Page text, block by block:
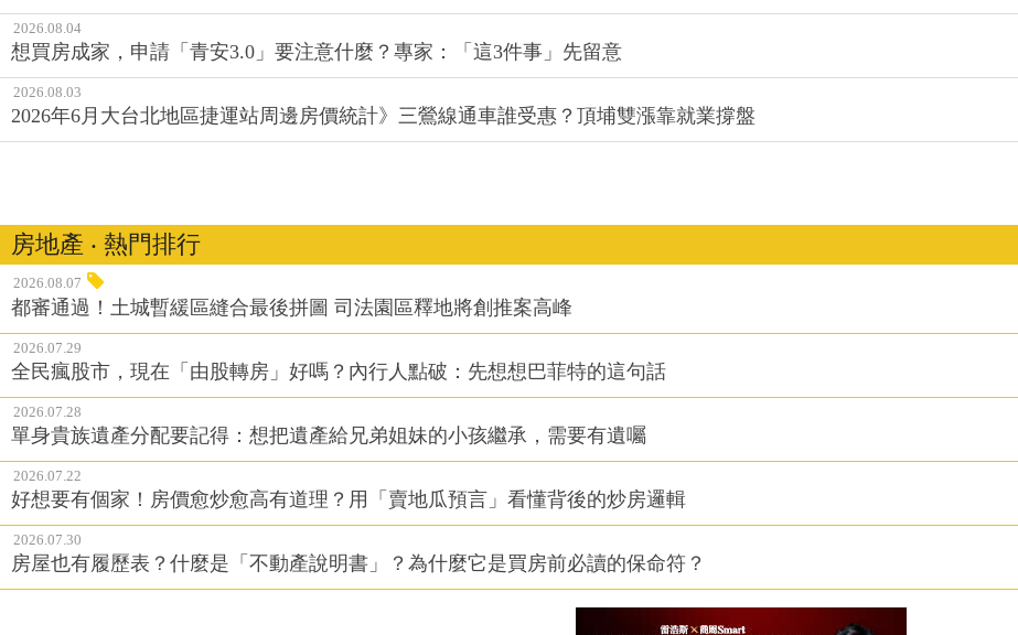
2026.08.04
想買房成家，申請「青安3.0」要注意什麼？專家：「這3件事」先留意
2026.08.03
2026年6月大台北地區捷運站周邊房價統計》三鶯線通車誰受惠？頂埔雙漲靠就業撐盤
房地產 ‧ 熱門排行
2026.08.07
都審通過！土城暫緩區縫合最後拼圖 司法園區釋地將創推案高峰
2026.07.29
全民瘋股市，現在「由股轉房」好嗎？內行人點破：先想想巴菲特的這句話
2026.07.28
單身貴族遺產分配要記得：想把遺產給兄弟姐妹的小孩繼承，需要有遺囑
2026.07.22
好想要有個家！房價愈炒愈高有道理？用「賣地瓜預言」看懂背後的炒房邏輯
2026.07.30
房屋也有履歷表？什麼是「不動產說明書」？為什麼它是買房前必讀的保命符？